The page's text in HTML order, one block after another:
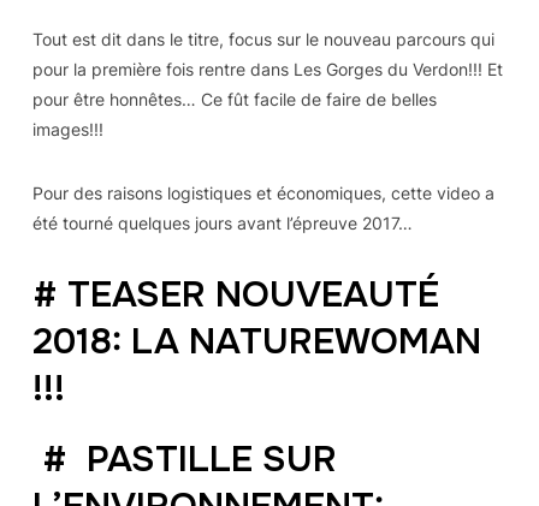
Tout est dit dans le titre, focus sur le nouveau parcours qui
pour la première fois rentre dans Les Gorges du Verdon!!! Et
pour être honnêtes… Ce fût facile de faire de belles
images!!!
Pour des raisons logistiques et économiques, cette video a
été tourné quelques jours avant l’épreuve 2017…
# TEASER NOUVEAUTÉ
2018: LA NATUREWOMAN
!!!
# PASTILLE SUR